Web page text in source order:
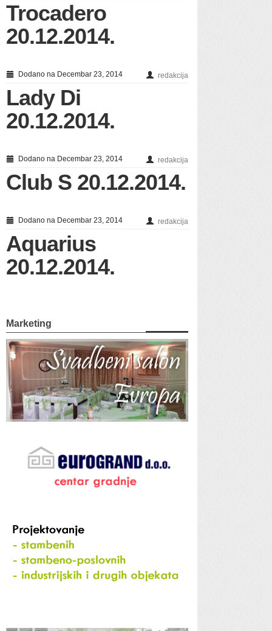
Trocadero
20.12.2014.
Dodano na Decembar 23, 2014 redakcija
Lady Di
20.12.2014.
Dodano na Decembar 23, 2014 redakcija
Club S 20.12.2014.
Dodano na Decembar 23, 2014 redakcija
Aquarius
20.12.2014.
Marketing